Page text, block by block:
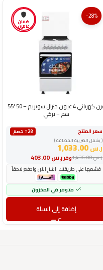
ضمان
عامين
-28%
فرن كهربائي 4 عيون جنرال سوبريم – 50*55
سم – تركي
سعر المنتج
٪28 خصم
( يشمل الضريبة المضافة )
ر.س1,033.00
وفرر.س ر.س1,436.00
قسّمها على طريقتك. اشترِ الآن وادفع لاحقاً
متوفر في المخزون
إضافة إلى السلة